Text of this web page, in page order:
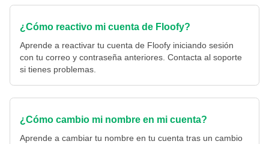
¿Cómo reactivo mi cuenta de Floofy?
Aprende a reactivar tu cuenta de Floofy iniciando sesión
con tu correo y contraseña anteriores. Contacta al soporte
si tienes problemas.
¿Cómo cambio mi nombre en mi cuenta?
Aprende a cambiar tu nombre en tu cuenta tras un cambio